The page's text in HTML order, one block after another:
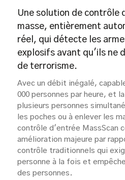
Une solution de contrôle
masse, entièrement
réel, qui détecte les
explosifs avant qu'ils ne
de terrorisme.
Avec un débit inégalé,
000 personnes par heure, et
plusieurs personnes
les poches ou à enlever les
contrôle d'entrée MassScan
amélioration majeure par
contrôle traditionnels qui
personne à la fois et
des personnes.